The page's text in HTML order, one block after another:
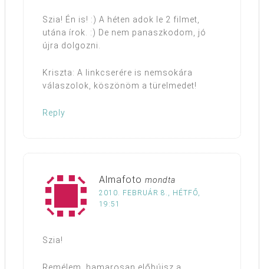
Szia! Én is! :) A héten adok le 2 filmet,
utána írok. :) De nem panaszkodom, jó
újra dolgozni.
Kriszta: A linkcserére is nemsokára
válaszolok, köszönöm a türelmedet!
Reply
Almafoto mondta
2010. FEBRUÁR 8., HÉTFŐ,
19:51
Szia!